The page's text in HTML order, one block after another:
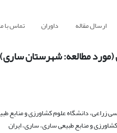
ارسال مقاله داوران تماس با
مطالعه: شهرستان ساری)
دانشگاه علوم کشاورزی و منابع
و منابع طبیعی ساری، ساری، ایران